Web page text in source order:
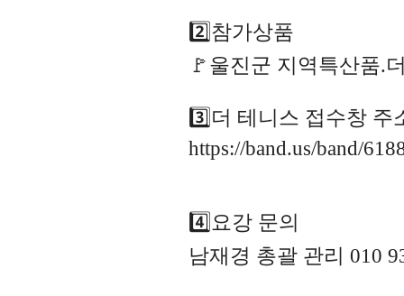
2️⃣참가상품
🚩울진군 지역특산품.
3️⃣더 테니스 접수창 주
https://band.us/band/
4️⃣요강 문의
남재경 총괄 관리 010